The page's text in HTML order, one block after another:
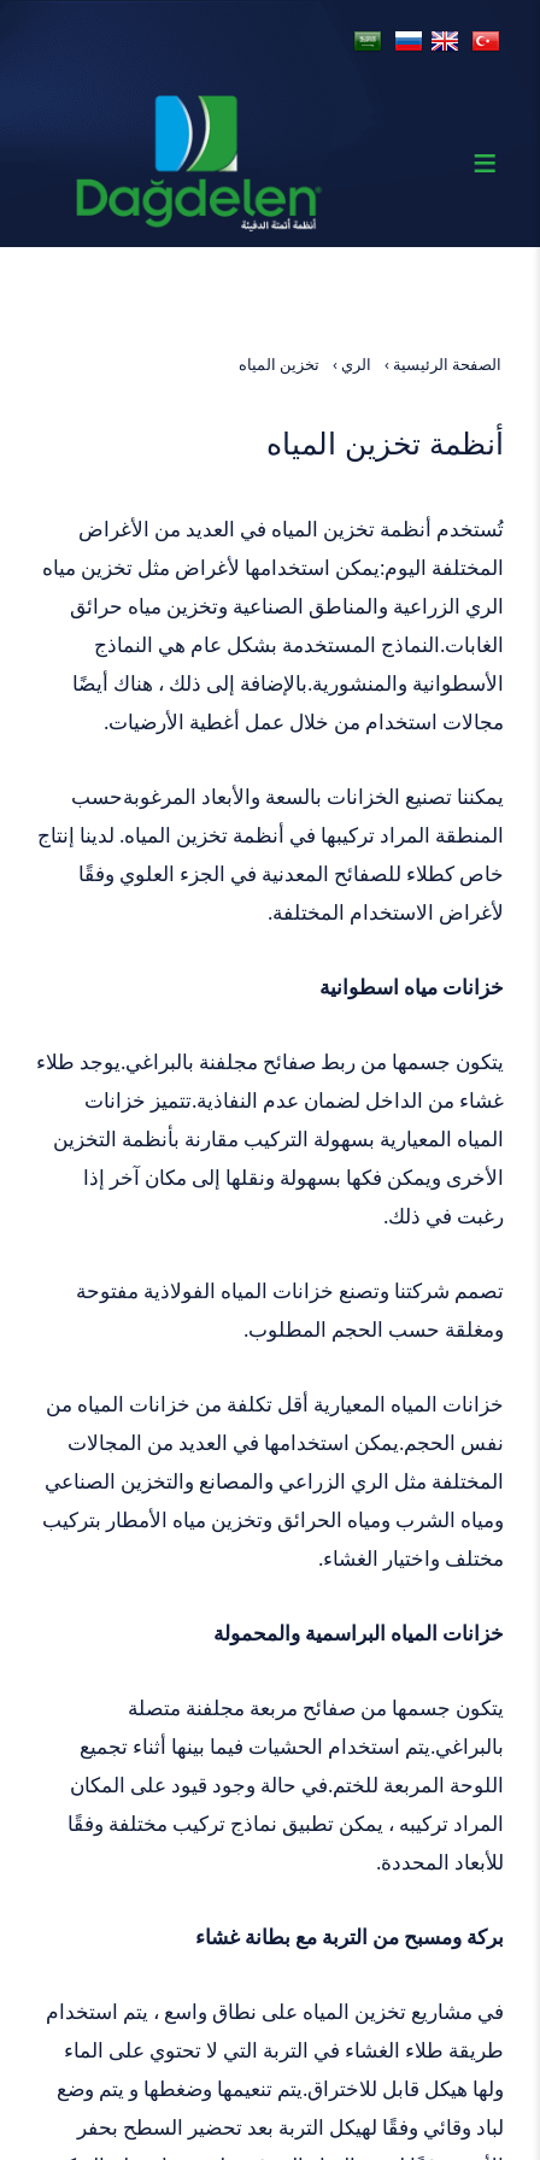
الصفحة الرئيسية الري تخزين المياه
أنظمة تخزين المياه
تُستخدم أنظمة تخزين المياه في العديد من الأغراض
المختلفة اليوم:يمكن استخدامها لأغراض مثل تخزين مياه
الري الزراعية والمناطق الصناعية وتخزين مياه حرائق
الغابات.النماذج المستخدمة بشكل عام هي النماذج
الأسطوانية والمنشورية.بالإضافة إلى ذلك ، هناك أيضًا
مجالات استخدام من خلال عمل أغطية الأرضيات.
يمكننا تصنيع الخزانات بالسعة والأبعاد المرغوبةحسب
المنطقة المراد تركيبها في أنظمة تخزين المياه. لدينا إنتاج
خاص كطلاء للصفائح المعدنية في الجزء العلوي وفقًا
لأغراض الاستخدام المختلفة.
خزانات مياه اسطوانية
يتكون جسمها من ربط صفائح مجلفنة بالبراغي.يوجد طلاء
غشاء من الداخل لضمان عدم النفاذية.تتميز خزانات
المياه المعيارية بسهولة التركيب مقارنة بأنظمة التخزين
الأخرى ويمكن فكها بسهولة ونقلها إلى مكان آخر إذا
رغبت في ذلك.
تصمم شركتنا وتصنع خزانات المياه الفولاذية مفتوحة
ومغلقة حسب الحجم المطلوب.
خزانات المياه المعيارية أقل تكلفة من خزانات المياه من
نفس الحجم.يمكن استخدامها في العديد من المجالات
المختلفة مثل الري الزراعي والمصانع والتخزين الصناعي
ومياه الشرب ومياه الحرائق وتخزين مياه الأمطار بتركيب
مختلف واختيار الغشاء.
خزانات المياه البراسمية والمحمولة
يتكون جسمها من صفائح مربعة مجلفنة متصلة
بالبراغي.يتم استخدام الحشيات فيما بينها أثناء تجميع
اللوحة المربعة للختم.في حالة وجود قيود على المكان
المراد تركيبه ، يمكن تطبيق نماذج تركيب مختلفة وفقًا
للأبعاد المحددة.
بركة ومسبح من التربة مع بطانة غشاء
في مشاريع تخزين المياه على نطاق واسع ، يتم استخدام
طريقة طلاء الغشاء في التربة التي لا تحتوي على الماء
ولها هيكل قابل للاختراق.يتم تنعيمها وضغطها و يتم وضع
لباد وقائي وفقًا لهيكل التربة بعد تحضير السطح بحفر